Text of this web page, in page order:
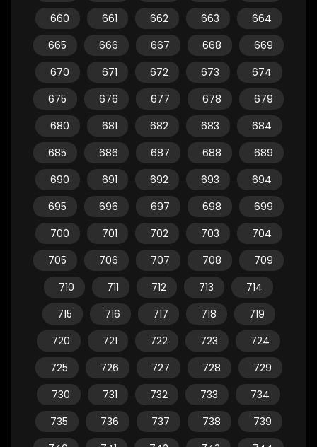
660
661 662 663
664
665
666 667 668
669
670
671 672 673
674
675
676 677 678
679
680
681 682 683
684
685
686 687 688
689
690
691 692 693
694
695
696 697 698
699
700
701 702 703
704
705
706 707 708
709
710
711 712 713
714
715
716 717 718
719
720
721 722 723
724
725
726 727 728
729
730
731 732 733
734
735
736 737 738
739